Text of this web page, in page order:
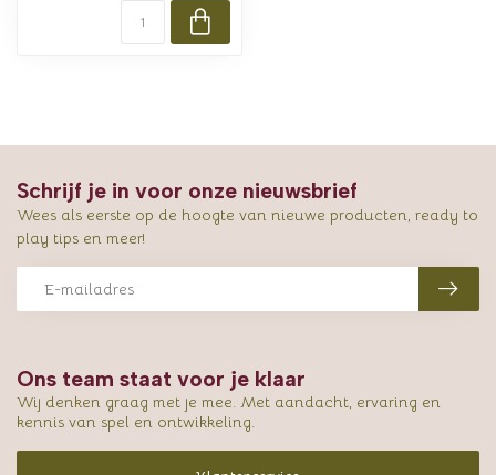
Ons team staat voor je klaar
Wij denken graag met je mee. Met aandacht, ervaring en
kennis van spel en ontwikkeling.
Schrijf je in voor onze nieuwsbrief
Wees als eerste op de hoogte van nieuwe producten, ready to
play tips en meer!